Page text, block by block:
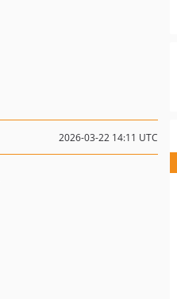
2026-03-22 14:11 UTC